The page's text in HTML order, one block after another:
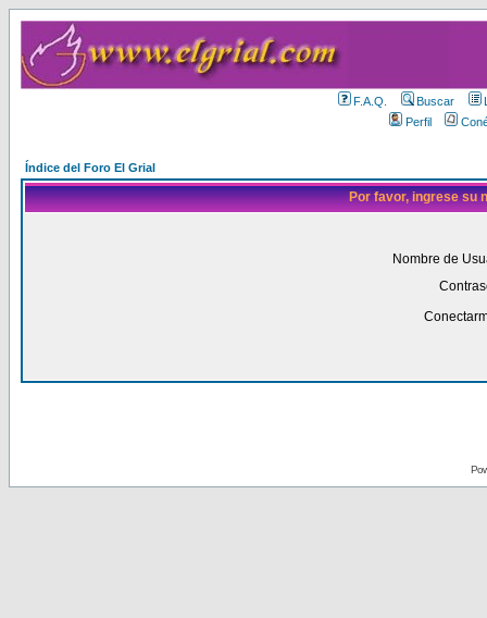
F.A.Q. Buscar
Perfil
Índice del Foro El Grial
Por favor, ingrese su
Nombre de